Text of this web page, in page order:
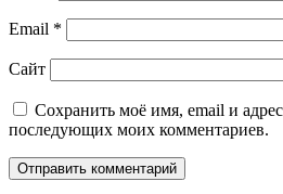
Email *
Сайт
Сохранить моё имя, email и
последующих моих комментариев.